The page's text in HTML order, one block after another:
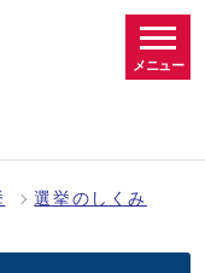
メニュー
選挙のしくみ